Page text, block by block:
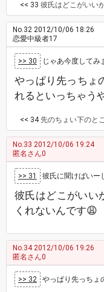
<< 33 彼氏はどこがいいか
No.32 2012/10/06 18:26
恋愛中級者17
>> 30 じゃあ今度してみます/// あっ、こん
やっぱり先っちょ
れるといっちゃう
<< 34先のちょい下のとこですか
No.33 2012/10/06 19:24
匿名さん0
>> 31 彼氏に聞けばいー
彼氏はどこがいい
くれないんです😩
No.342012/10/06 19:26
匿名さん0
>> 32 やっぱり先っちょの下‼解る